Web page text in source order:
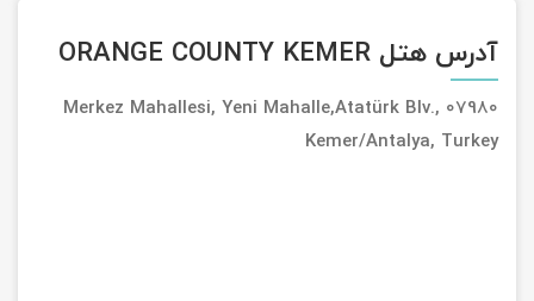
آدرس هتل ORANGE COUNTY KEMER
Merkez Mahallesi, Yeni Mahalle,Atatürk Blv., 07980
Kemer/Antalya, Turkey